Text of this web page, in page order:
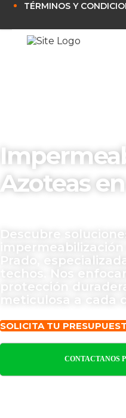
TÉRMINOS Y
Azoteas
Descubre
Prado,
techos. Nos
protección
meticulosa a cada
SOLICITA TU
CONTACTANOS